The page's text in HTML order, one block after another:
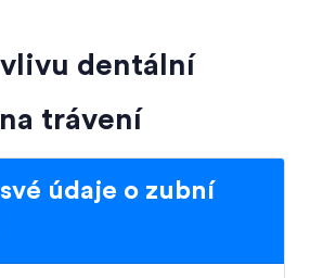
dentální
trávení
údaje o zubní